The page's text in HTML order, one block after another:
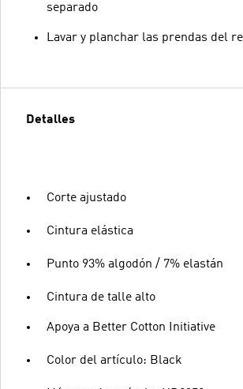
separado
Lavar y planchar las prendas del
Detalles
Corte ajustado
Cintura elástica
Punto 93% algodón / 7% elastán
Cintura de talle alto
Apoya a Better Cotton Initiative
Color del artículo: Black